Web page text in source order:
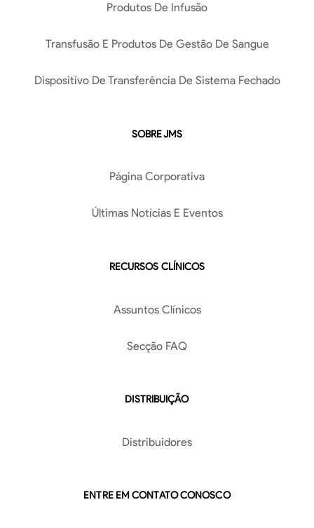
Produtos De Infusão
Transfusão E Produtos De Gestão De Sangue
Dispositivo De Transferência De Sistema Fechado
SOBRE JMS
Página Corporativa
Últimas Notícias E Eventos
RECURSOS CLÍNICOS
Assuntos Clínicos
Secção FAQ
DISTRIBUIÇÃO
Distribuidores
ENTRE EM CONTATO CONOSCO